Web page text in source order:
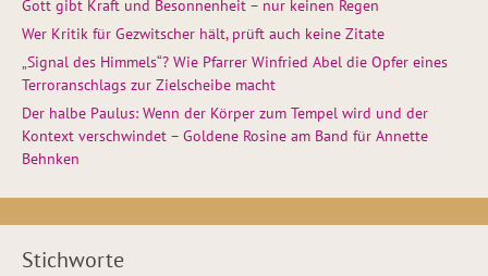
Gott gibt Kraft und Besonnenheit – nur keinen Regen
Wer Kritik für Gezwitscher hält, prüft auch keine Zitate
„Signal des Himmels“? Wie Pfarrer Winfried Abel die Opfer eines
Terroranschlags zur Zielscheibe macht
Der halbe Paulus: Wenn der Körper zum Tempel wird und der
Kontext verschwindet – Goldene Rosine am Band für Annette
Behnken
Stichworte